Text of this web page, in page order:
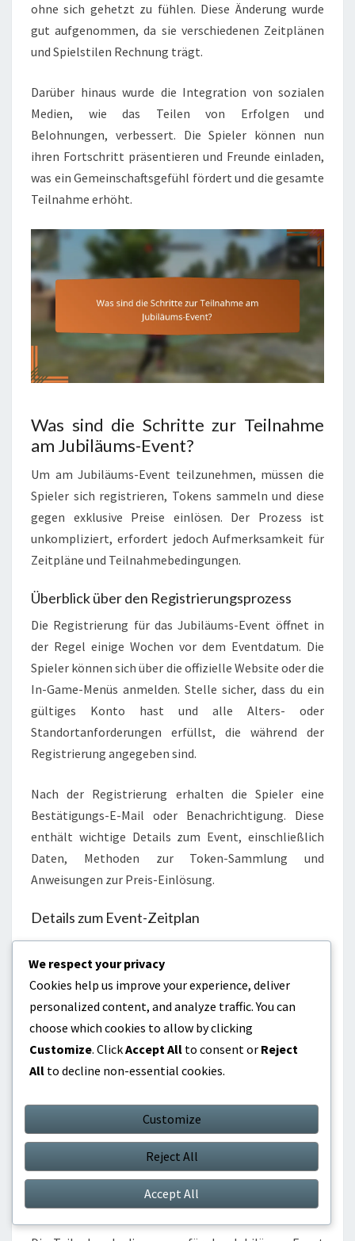
ohne sich gehetzt zu fühlen. Diese Änderung wurde
gut aufgenommen, da sie verschiedenen Zeitplänen
und Spielstilen Rechnung trägt.
Darüber hinaus wurde die Integration von sozialen
Medien, wie das Teilen von Erfolgen und
Belohnungen, verbessert. Die Spieler können nun
ihren Fortschritt präsentieren und Freunde einladen,
was ein Gemeinschaftsgefühl fördert und die gesamte
Teilnahme erhöht.
Was sind die Schritte zur Teilnahme
am Jubiläums-Event?
Um am Jubiläums-Event teilzunehmen, müssen die
Spieler sich registrieren, Tokens sammeln und diese
gegen exklusive Preise einlösen. Der Prozess ist
unkompliziert, erfordert jedoch Aufmerksamkeit für
Zeitpläne und Teilnahmebedingungen.
Überblick über den Registrierungsprozess
Die Registrierung für das Jubiläums-Event öffnet in
der Regel einige Wochen vor dem Eventdatum. Die
Spieler können sich über die offizielle Website oder die
In-Game-Menüs anmelden. Stelle sicher, dass du ein
gültiges Konto hast und alle Alters- oder
Standortanforderungen erfüllst, die während der
Registrierung angegeben sind.
Nach der Registrierung erhalten die Spieler eine
Bestätigungs-E-Mail oder Benachrichtigung. Diese
enthält wichtige Details zum Event, einschließlich
Daten, Methoden zur Token-Sammlung und
Anweisungen zur Preis-Einlösung.
Details zum Event-Zeitplan
Das Jubiläums-Event erstreckt sich normalerweise
über mehrere Tage, mit spezifischen Daten für
Registrierung, Token-Sammlung und Preis-Einlösung.
Zum Beispiel könnte die Registrierung am 1. des
Monats öffnen, während das Event selbst vom 10. bis
20. stattfinden könnte.
Herausforderungen oder Aktivitäten achten, die ihnen
zusätzliche Tokens einbringen können. Markiere
deinen Kalender, um sicherzustellen, dass du diese
Gelegenheiten nicht verpasst.
We respect your privacy
Cookies help us improve your experience, deliver
personalized content, and analyze traffic. You can
choose which cookies to allow by clicking
Customize. ClickAccept All to consent or Reject
All to decline non-essential cookies.
Customize
Reject All
Accept All